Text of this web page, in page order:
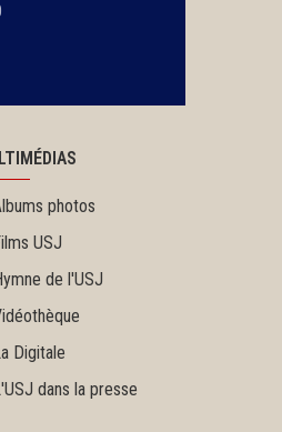
photos
USJ
de l'USJ
Digitale
dans la presse